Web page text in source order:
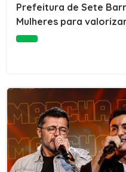
Prefeitura de Sete
Mulheres para